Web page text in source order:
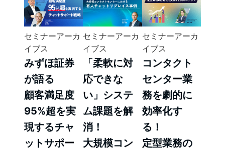
セミナーアーカ
イブス
みずほ証券
が語る
顧客満足度
95%超を実
現するチャ
ットサポー
セミナーアーカ
イブス
「柔軟に対
応できな
い」システ
ム課題を解
消！
大規模コン
セミナーアーカ
イブス
コンタクト
センター業
務を劇的に
効率化す
る！
定型業務の